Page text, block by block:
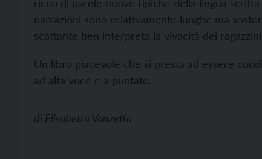
ricco di parole nuove tipiche della lingua
narrazioni sono relativamente lunghe ma
scattante ben interpreta la vivacità dei
Un libro piacevole che si presta ad essere
ad alta voce e a puntate.
di Elisabetta Vanzetta